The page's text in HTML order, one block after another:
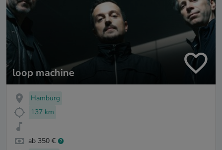
loop machine
Hamburg
137 km
ab 350 €